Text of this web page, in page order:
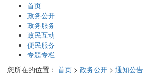
首页
政务公开
政务服务
政民互动
便民服务
专题专栏
您所在的位置： 首页 > 政务公开 > 通知公告